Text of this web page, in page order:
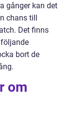
gånger kan det
chans till
Det finns
bort de
om